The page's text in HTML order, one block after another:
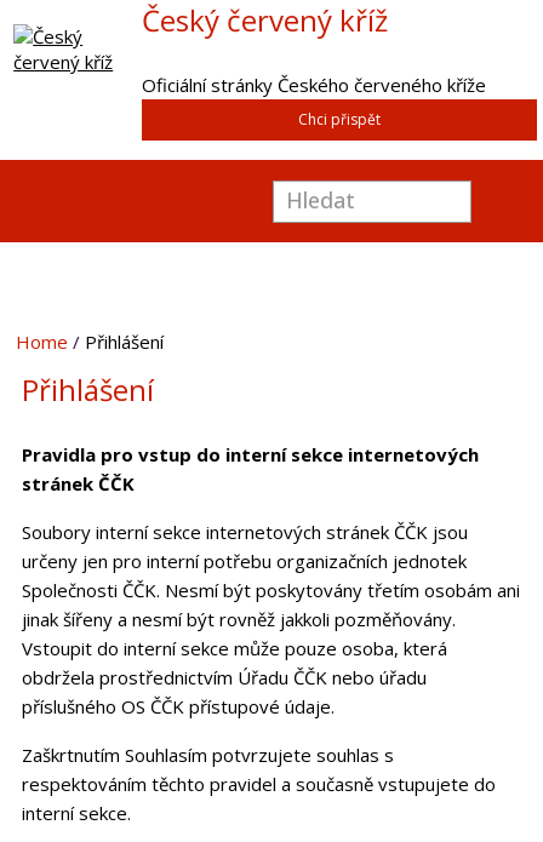
Český červený kříž
Oficiální stránky Českého červeného kříže
Chci přispět
Home Přihlášení
Přihlášení
Pravidla pro vstup do interní sekce internetových
stránek ČČK
Soubory interní sekce internetových stránek ČČK jsou
určeny jen pro interní potřebu organizačních jednotek
Společnosti ČČK. Nesmí být poskytovány třetím osobám ani
jinak šířeny a nesmí být rovněž jakkoli pozměňovány.
Vstoupit do interní sekce může pouze osoba, která
obdržela prostřednictvím Úřadu ČČK nebo úřadu
příslušného OS ČČK přístupové údaje.
Zaškrtnutím Souhlasím potvrzujete souhlas s
respektováním těchto pravidel a současně vstupujete do
interní sekce.